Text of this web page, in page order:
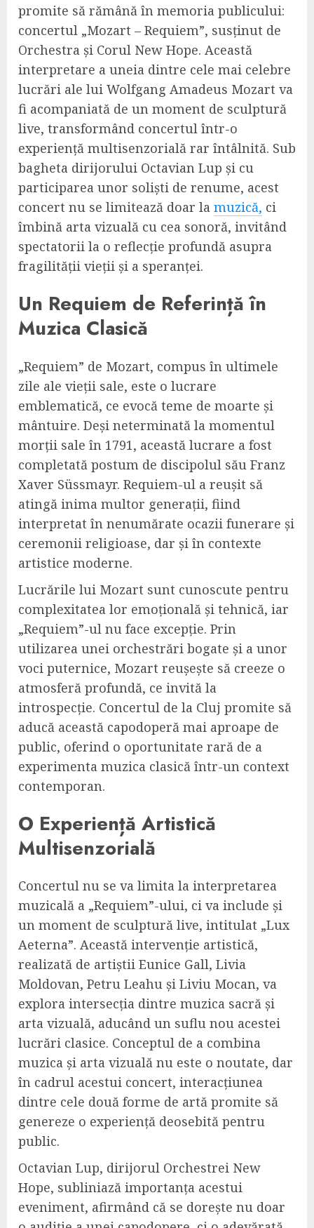
promite să rămână în memoria publicului:
concertul „Mozart – Requiem”, susținut de
Orchestra și Corul New Hope. Această
interpretare a uneia dintre cele mai celebre
lucrări ale lui Wolfgang Amadeus Mozart va
fi acompaniată de un moment de sculptură
live, transformând concertul într-o
experiență multisenzorială rar întâlnită. Sub
bagheta dirijorului Octavian Lup și cu
participarea unor soliști de renume, acest
concert nu se limitează doar la muzică, ci
îmbină arta vizuală cu cea sonoră, invitând
spectatorii la o reflecție profundă asupra
fragilității vieții și a speranței.
Un Requiem de Referință în
Muzica Clasică
„Requiem” de Mozart, compus în ultimele
zile ale vieții sale, este o lucrare
emblematică, ce evocă teme de moarte și
mântuire. Deși neterminată la momentul
morții sale în 1791, această lucrare a fost
completată postum de discipolul său Franz
Xaver Süssmayr. Requiem-ul a reușit să
atingă inima multor generații, fiind
interpretat în nenumărate ocazii funerare și
ceremonii religioase, dar și în contexte
artistice moderne.
Lucrările lui Mozart sunt cunoscute pentru
complexitatea lor emoțională și tehnică, iar
„Requiem”-ul nu face excepție. Prin
utilizarea unei orchestrări bogate și a unor
voci puternice, Mozart reușește să creeze o
atmosferă profundă, ce invită la
introspecție. Concertul de la Cluj promite să
aducă această capodoperă mai aproape de
public, oferind o oportunitate rară de a
experimenta muzica clasică într-un context
contemporan.
O Experiență Artistică
Multisenzorială
Concertul nu se va limita la interpretarea
muzicală a „Requiem”-ului, ci va include și
un moment de sculptură live, intitulat „Lux
Aeterna”. Această intervenție artistică,
realizată de artiștii Eunice Gall, Livia
Moldovan, Petru Leahu și Liviu Mocan, va
explora intersecția dintre muzica sacră și
arta vizuală, aducând un suflu nou acestei
lucrări clasice. Conceptul de a combina
muzica și arta vizuală nu este o noutate, dar
în cadrul acestui concert, interacțiunea
dintre cele două forme de artă promite să
genereze o experiență deosebită pentru
public.
Octavian Lup, dirijorul Orchestrei New
Hope, subliniază importanța acestui
eveniment, afirmând că se dorește nu doar